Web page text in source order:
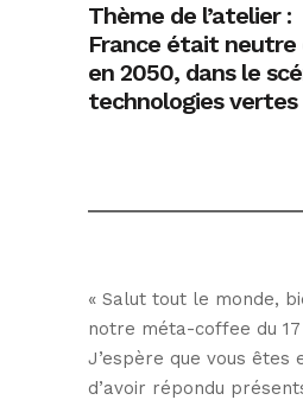
Thème de l’atelier
France était neutre
en 2050, dans le
technologies vertes
« Salut tout le monde,
notre méta-coffee du
J’espère que vous êtes
d’avoir répondu